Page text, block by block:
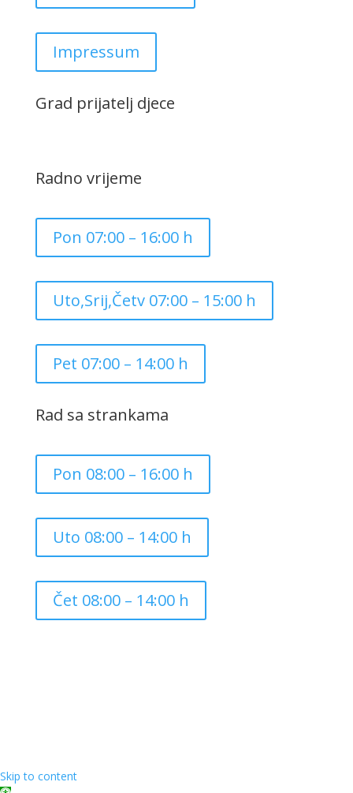
Impressum
Grad prijatelj djece
Radno vrijeme
Pon 07:00 – 16:00 h
Uto,Srij,Četv 07:00 – 15:00 h
Pet 07:00 – 14:00 h
Rad sa strankama
Pon 08:00 – 16:00 h
Uto 08:00 – 14:00 h
Čet 08:00 – 14:00 h
Skip to content